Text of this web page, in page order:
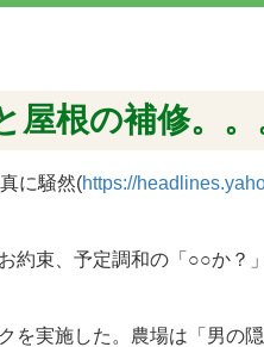
根の補修。。
に騒然(https://
約束、予定調和の「○○か？
を実施した。農場は「男の